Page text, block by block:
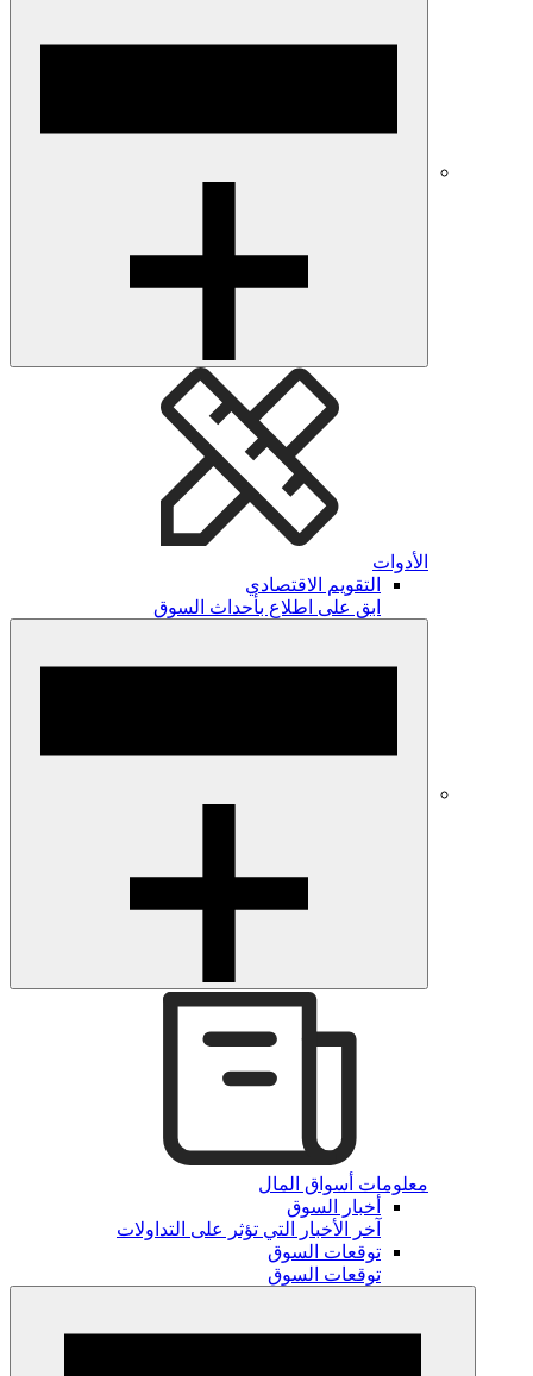
الأدوات
التقويم الاقتصادي
ابق على اطلاع بأحداث السوق
معلومات أسواق المال
أخبار السوق
آخر الأخبار التي تؤثر على التداولات
توقعات السوق
توقعات السوق